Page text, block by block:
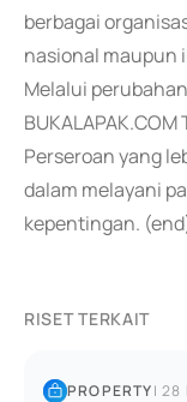
berbagai
nasional maupun
Melalui
Perseroan yang
dalam melayani
kepentingan.
RISET TERKAIT
PROPERTY|28